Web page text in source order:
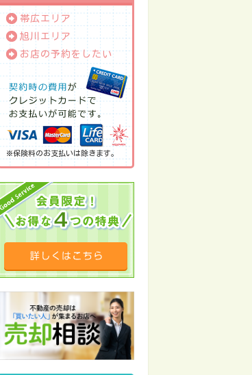
帯広エリア
旭川エリア
お店の予約をしたい
※保険料のお支払いは除きます。